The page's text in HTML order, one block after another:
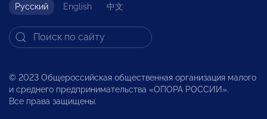
Русский English 中文
© 2023 Общероссийская общественная организация малого
и среднего предпринимательства «ОПОРА РОССИИ».
Все права защищены.